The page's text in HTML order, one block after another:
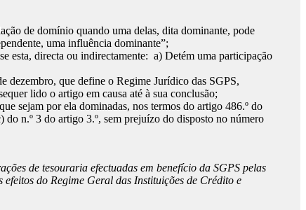
de domínio quando uma delas, dita dominante, pode
uma influência dominante”;
esta, directa ou indirectamente: a) Detém uma participação
dezembro, que define o Regime Jurídico das SGPS,
lido o artigo em causa até à sua conclusão;
sejam por ela dominadas, nos termos do artigo 486.º do
do n.º 3 do artigo 3.º, sem prejuízo do disposto no número
de tesouraria efectuadas em benefício da SGPS pelas
do Regime Geral das Instituições de Crédito e